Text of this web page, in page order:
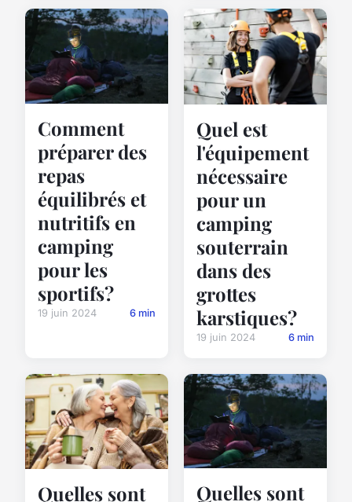
Comment
préparer des
repas
équilibrés et
nutritifs en
camping
pour les
sportifs?
19 juin 2024 6 min
Quel est
l'équipement
nécessaire
pour un
camping
souterrain
dans des
grottes
karstiques?
19 juin 2024 6 min
Quelles sont Quelles sont